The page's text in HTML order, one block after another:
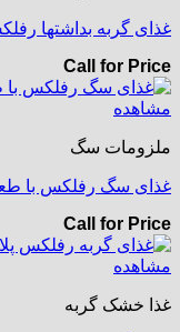
غذای گربه بداشتها رفلکس
Call for Price
مشاهده
ملزومات سگ
غذای سگ رفلکس با طعم بره
Call for Price
مشاهده
غذا خشک گربه